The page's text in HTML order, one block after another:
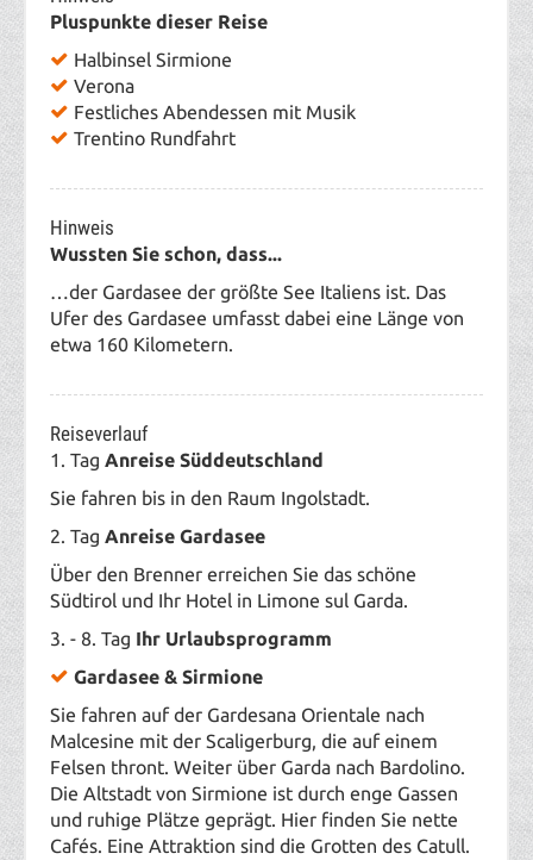
Pluspunkte dieser Reise
Halbinsel Sirmione
Verona
Festliches Abendessen mit Musik
Trentino Rundfahrt
Hinweis
Wussten Sie schon, dass...
…der Gardasee der größte See Italiens ist. Das
Ufer des Gardasee umfasst dabei eine Länge von
etwa 160 Kilometern.
Reiseverlauf
1. Tag Anreise Süddeutschland
Sie fahren bis in den Raum Ingolstadt.
2. Tag Anreise Gardasee
Über den Brenner erreichen Sie das schöne
Südtirol und Ihr Hotel in Limone sul Garda.
3. - 8. Tag Ihr Urlaubsprogramm
Gardasee & Sirmione
Sie fahren auf der Gardesana Orientale nach
Malcesine mit der Scaligerburg, die auf einem
Felsen thront. Weiter über Garda nach Bardolino.
Die Altstadt von Sirmione ist durch enge Gassen
und ruhige Plätze geprägt. Hier finden Sie nette
Cafés. Eine Attraktion sind die Grotten des Catull.